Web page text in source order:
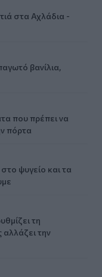
στα Αχλάδια -
βανίλια,
που πρέπει να
πόρτα
ψυγείο και τα
τη
την